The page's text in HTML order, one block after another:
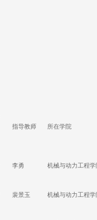
指导教师 所在学院
李勇 机械与动力工程学
裴景玉 机械与动力工程学